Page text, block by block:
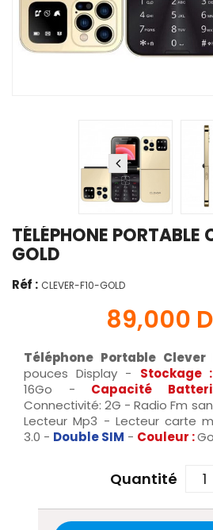
TÉLÉPHONE PORTABLE
GOLD
Réf : CLEVER-F10-GOLD
89,000
Téléphone Portable Clever
pouces Display - Stockage :
16Go - Capacité
Connectivité: 2G - Radio Fm
Lecteur Mp3 - Lecteur carte
3.0 - Double SIM - Couleur :
Quantité